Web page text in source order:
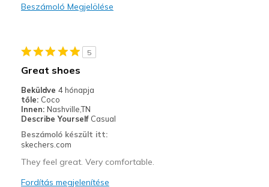
Casual Wear
Width
Sizing
Feels true to size
View On Shoes
Shoes are for Wearing
Beszámoló Megjelölése
5
Great shoes
Beküldve 4 hónapja
tőle: Coco
Innen: Nashville,TN
Describe Yourself Casual
Beszámoló készült itt:
skechers.com
They feel great. Very comfortable.
Fordítás megjelenítése